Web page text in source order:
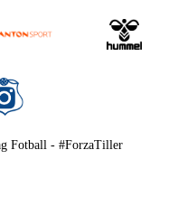
Fotball - #ForzaTiller